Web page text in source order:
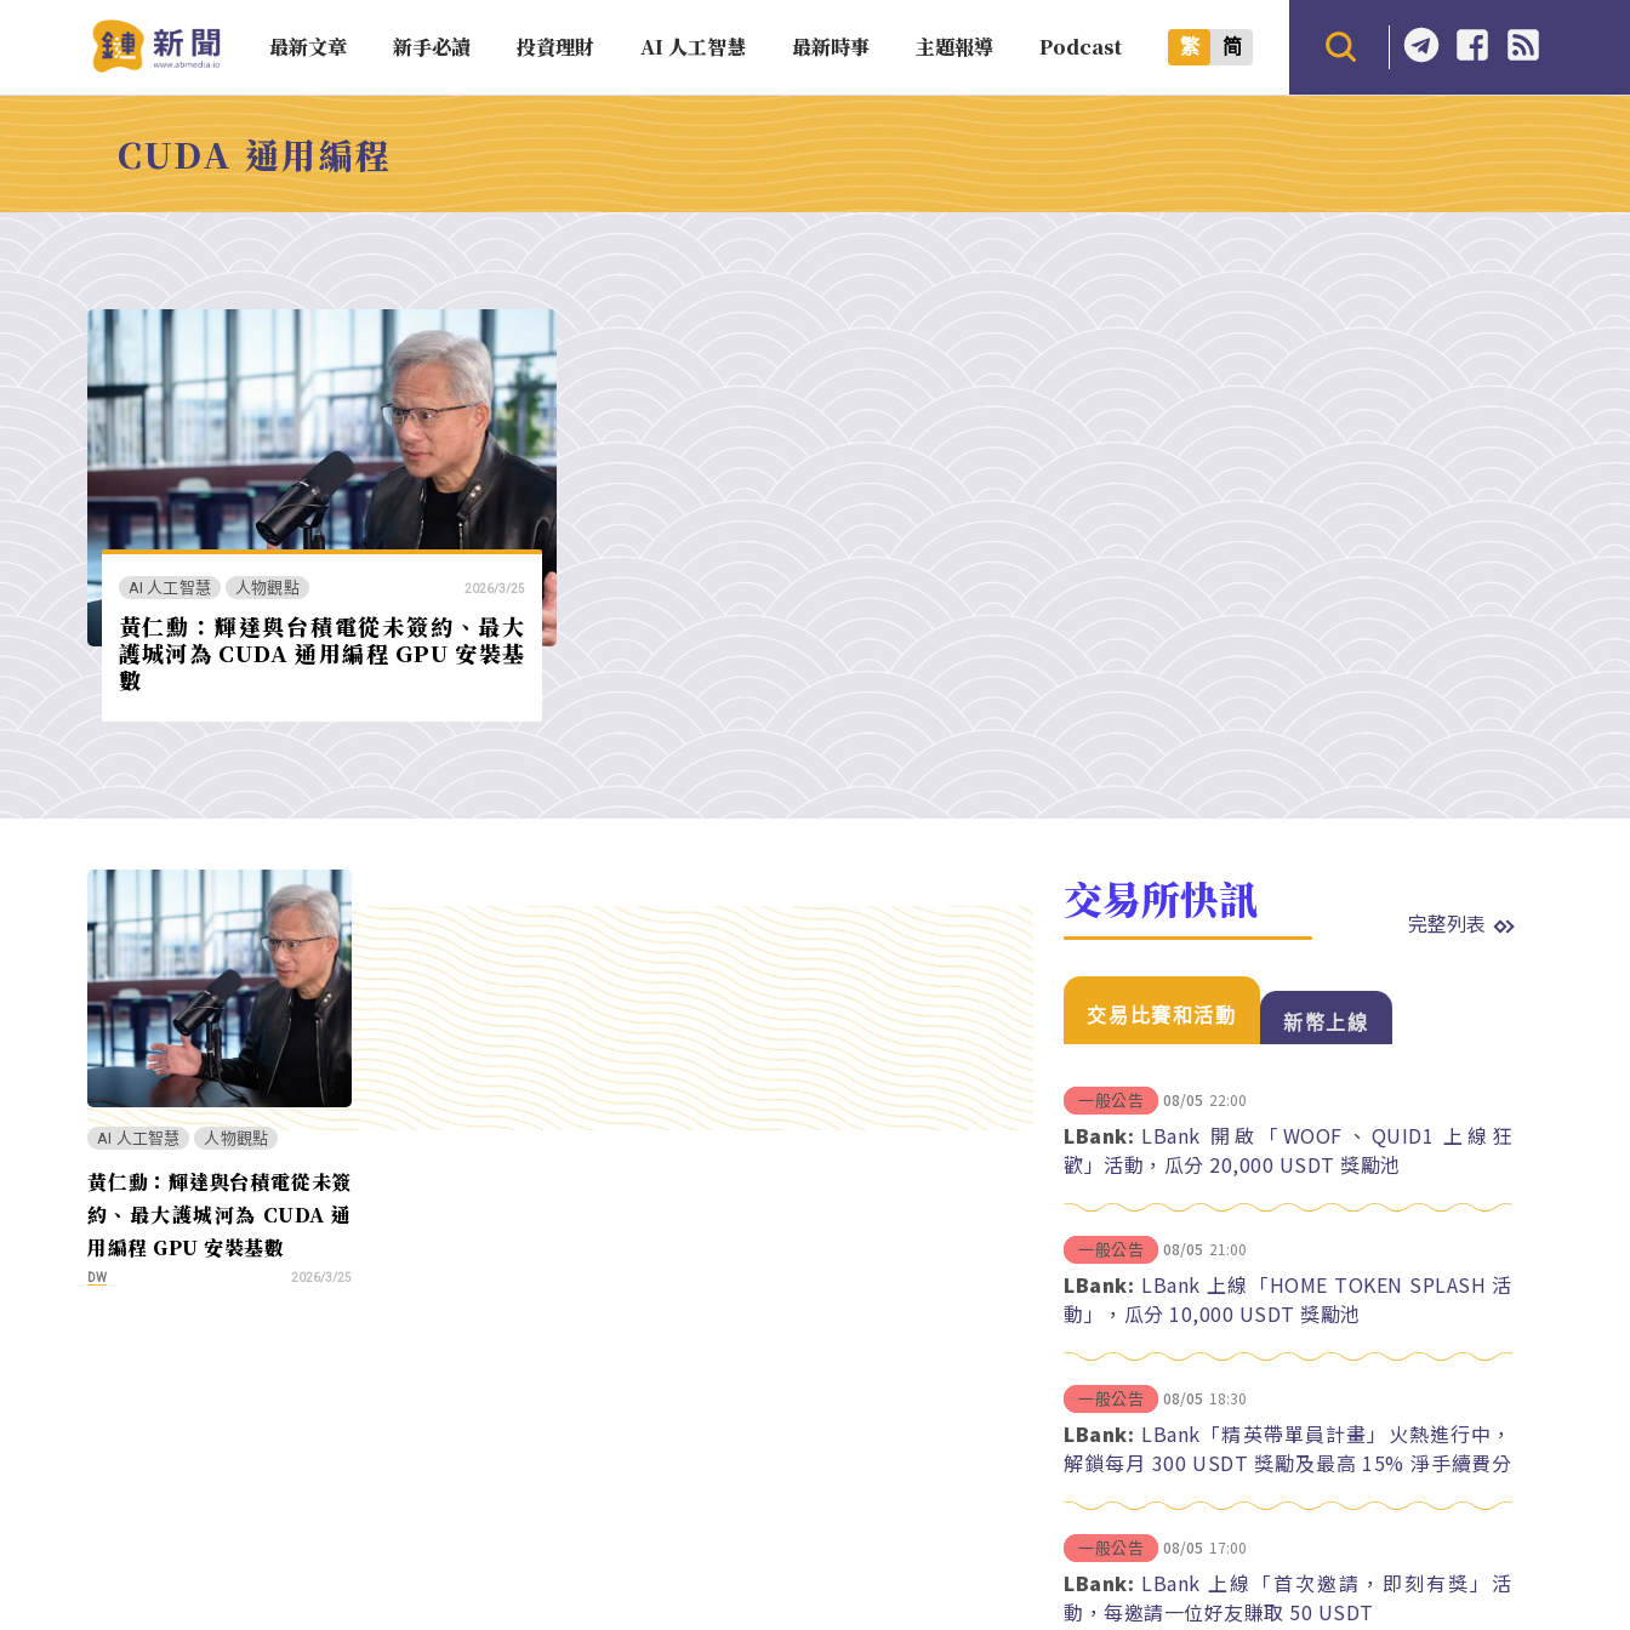
最新文章 新手必讀 投資理財 AI 人工智慧 最新時事 主題報導 Podcast 繁 简
CUDA 通用編程
AI 人工智慧 人物觀點 2026/3/25
黃仁勳：輝達與台積電從未簽約、最大
護城河為 CUDA 通用編程 GPU 安裝基
數
AI 人工智慧 人物觀點
黃仁勳：輝達與台積電從未簽
約、最大護城河為 CUDA 通
用編程 GPU 安裝基數
DW 2026/3/25
交易所快訊 完整列表
交易比賽和活動 新幣上線
一般公告 08/05 22:00
LBank: LBank 開啟「WOOF、QUID1 上線狂
歡」活動，瓜分 20,000 USDT 獎勵池
一般公告 08/05 21:00
LBank: LBank 上線「HOME TOKEN SPLASH 活
動」，瓜分 10,000 USDT 獎勵池
一般公告 08/05 18:30
LBank: LBank「精英帶單員計畫」火熱進行中，
解鎖每月 300 USDT 獎勵及最高 15% 淨手續費分
一般公告 08/05 17:00
LBank: LBank 上線「首次邀請，即刻有獎」活
動，每邀請一位好友賺取 50 USDT